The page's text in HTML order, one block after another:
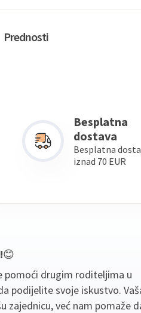
Prednosti
Besplatna
dostava
Besplatna
iznad 70 EUR
😊
pomoći drugim roditeljima u
podijelite svoje iskustvo.
zajednicu, već nam pomaže